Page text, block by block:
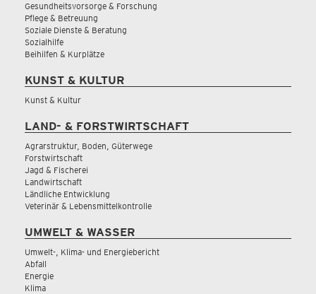
Gesundheitsvorsorge & Forschung
Pflege & Betreuung
Soziale Dienste & Beratung
Sozialhilfe
Beihilfen & Kurplätze
KUNST & KULTUR
Kunst & Kultur
LAND- & FORSTWIRTSCHAFT
Agrarstruktur, Boden, Güterwege
Forstwirtschaft
Jagd & Fischerei
Landwirtschaft
Ländliche Entwicklung
Veterinär & Lebensmittelkontrolle
UMWELT & WASSER
Umwelt-, Klima- und Energiebericht
Abfall
Energie
Klima